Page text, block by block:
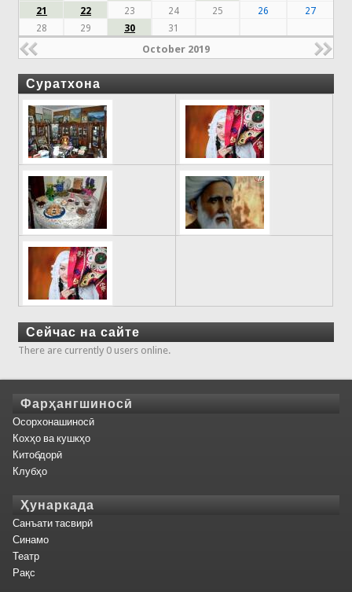
21
22 23 24 25 26
27
28
29 30 31
October 2019
Суратхона
Сейчас на сайте
There are currently 0 users online.
Фарҳангшиносӣ
Осорхонашиносӣ
Кохҳо ва кушкҳо
Китобдорӣ
Клубҳо
Ҳунаркада
Санъати тасвирӣ
Синамо
Театр
Рақс